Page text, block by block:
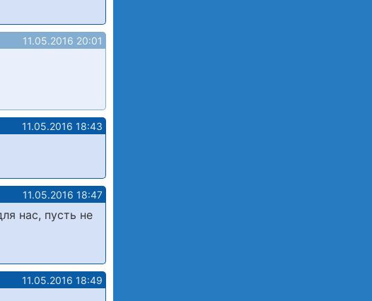
11.05.2016 20:01
11.05.2016 18:43
11.05.2016 18:47
нас, пусть не
11.05.2016 18:49